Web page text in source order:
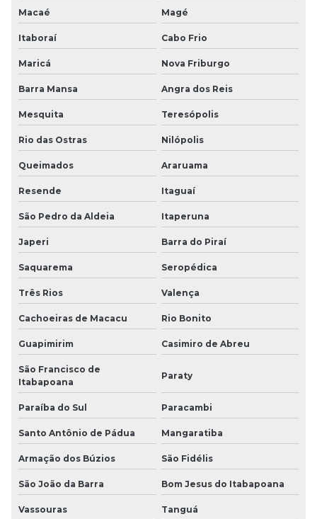
Macaé Magé
Itaboraí Cabo Frio
Maricá Nova Friburgo
Barra Mansa Angra dos Reis
Mesquita Teresópolis
Rio das Ostras Nilópolis
Queimados Araruama
Resende Itaguaí
São Pedro da Aldeia Itaperuna
Japeri Barra do Piraí
Saquarema Seropédica
Três Rios Valença
Cachoeiras de Macacu Rio Bonito
Guapimirim Casimiro de Abreu
São Francisco de
Itabapoana
Paraty
Paraíba do Sul Paracambi
Santo Antônio de Pádua Mangaratiba
Armação dos Búzios São Fidélis
São João da Barra Bom Jesus do Itabapoana
Vassouras Tanguá